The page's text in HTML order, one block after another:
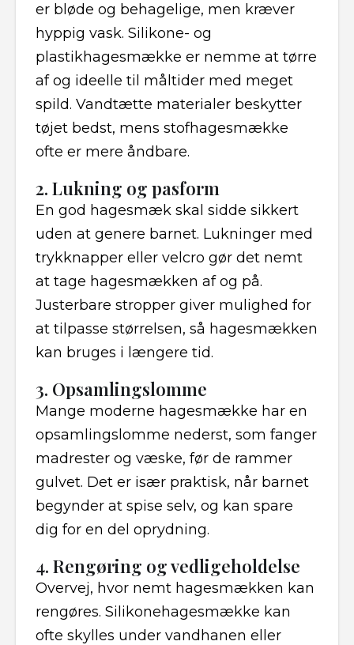
er bløde og behagelige, men kræver
hyppig vask. Silikone- og
plastikhagesmække er nemme at tørre
af og ideelle til måltider med meget
spild. Vandtætte materialer beskytter
tøjet bedst, mens stofhagesmække
ofte er mere åndbare.
2. Lukning og pasform
En god hagesmæk skal sidde sikkert
uden at genere barnet. Lukninger med
trykknapper eller velcro gør det nemt
at tage hagesmækken af og på.
Justerbare stropper giver mulighed for
at tilpasse størrelsen, så hagesmækken
kan bruges i længere tid.
3. Opsamlingslomme
Mange moderne hagesmække har en
opsamlingslomme nederst, som fanger
madrester og væske, før de rammer
gulvet. Det er især praktisk, når barnet
begynder at spise selv, og kan spare
dig for en del oprydning.
4. Rengøring og vedligeholdelse
Overvej, hvor nemt hagesmækken kan
rengøres. Silikonehagesmække kan
ofte skylles under vandhanen eller